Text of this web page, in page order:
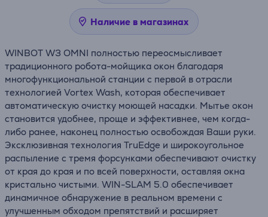
Наличие в магазинах
WINBOT W3 OMNI полностью переосмысливает
традиционного робота-мойщика окон благодаря
многофункциональной станции с первой в отрасли
технологией Vortex Wash, которая обеспечивает
автоматическую очистку моющей насадки. Мытье окон
становится удобнее, проще и эффективнее, чем когда-
либо ранее, наконец полностью освобождая Ваши руки.
Эксклюзивная технология TruEdge и широкоугольное
распыление с тремя форсунками обеспечивают очистку
от края до края и по всей поверхности, оставляя окна
кристально чистыми. WIN-SLAM 5.0 обеспечивает
динамичное обнаружение в реальном времени с
улучшенным обходом препятствий и расширяет